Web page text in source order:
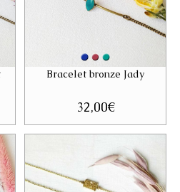
Bracelet bronze Jady
32,00€